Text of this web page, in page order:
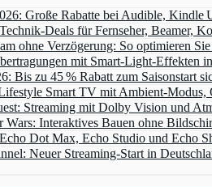
Große Rabatte bei Audible, Kindle
Deals für Fernseher, Beamer,
ohne Verzögerung: So optimieren
mit Smart‑Light‑Effekten
Bis zu 45 % Rabatt zum Saisonstart
Smart TV mit Ambient‑Modus,
Streaming mit Dolby Vision und
Interaktives Bauen ohne
Dot Max, Echo Studio und Echo
Neuer Streaming‑Start in